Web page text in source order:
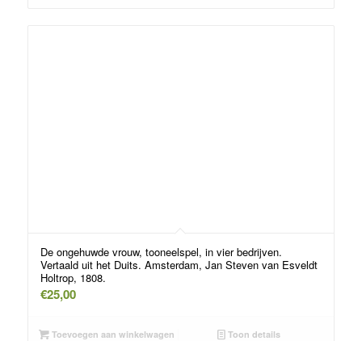
De ongehuwde vrouw, tooneelspel, in vier bedrijven.
Vertaald uit het Duits. Amsterdam, Jan Steven van Esveldt
Holtrop, 1808.
€25,00
Toevoegen aan winkelwagen Toon details